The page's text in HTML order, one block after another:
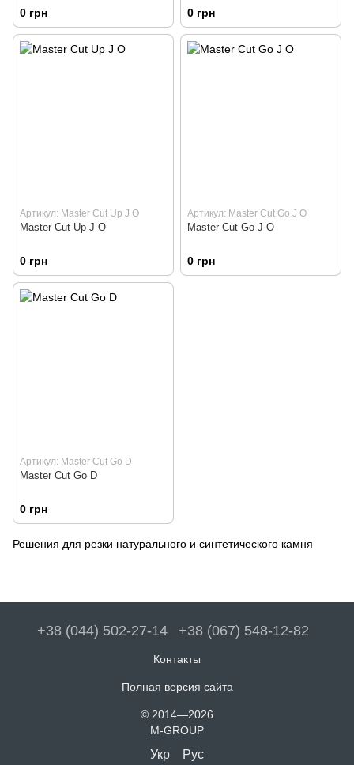
0 грн 0 грн
Артикул: Master Cut Up J O
Master Cut Up J O
0 грн
Артикул: Master Cut Go J O
Master Cut Go J O
0 грн
Артикул: Master Cut Go D
Master Cut Go D
0 грн
Решения для резки натурального и синтетического камня
+38 (044) 502-27-14 +38 (067) 548-12-82
Контакты
Полная версия сайта
© 2014—2026
M-GROUP
Укр Рус